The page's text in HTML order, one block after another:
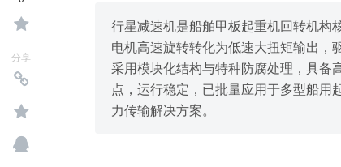
分享
行星减速机是船舶甲板起重机回转机构
电机高速旋转转化为低速大扭矩输出，
采用模块化结构与特种防腐处理，具备
点，运行稳定，已批量应用于多型船
力传输解决方案。